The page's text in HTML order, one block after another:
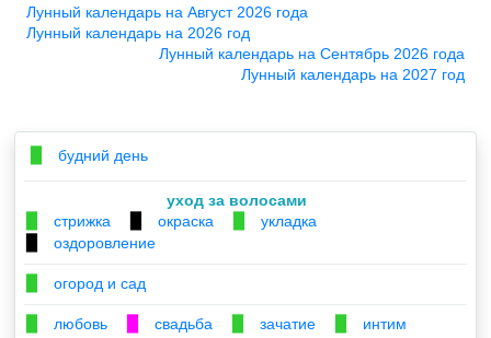
Лунный календарь на Август 2026 года
Лунный календарь на 2026 год
Лунный календарь на Сентябрь 2026 года
Лунный календарь на 2027 год
будний день
уход за волосами
стрижка окраска укладка
оздоровление
огород и сад
любовь свадьба зачатие интим